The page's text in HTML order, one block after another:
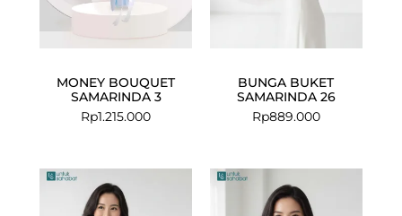
MONEY BOUQUET
SAMARINDA 3
Rp1.215.000
BUNGA BUKET
SAMARINDA 26
Rp889.000